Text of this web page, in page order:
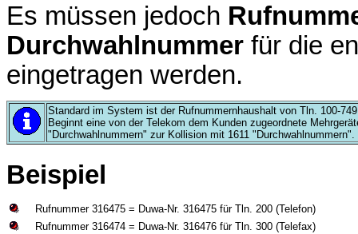
Es müssen jedoch
Durchwahlnummer für die
eingetragen werden.
Standard im System ist der Rufnummernhaushalt von Tln. 100-
Beginnt eine von der Telekom dem Kunden zugeordnete
"Durchwahlnummern" zur Kollision mit 1611 "Durchwahlnummern".
Beispiel
Rufnummer 316475 = Duwa-Nr. 316475 für Tln. 200 (Telefon)
Rufnummer 316474 = Duwa-Nr. 316476 für Tln. 300 (Telefax)